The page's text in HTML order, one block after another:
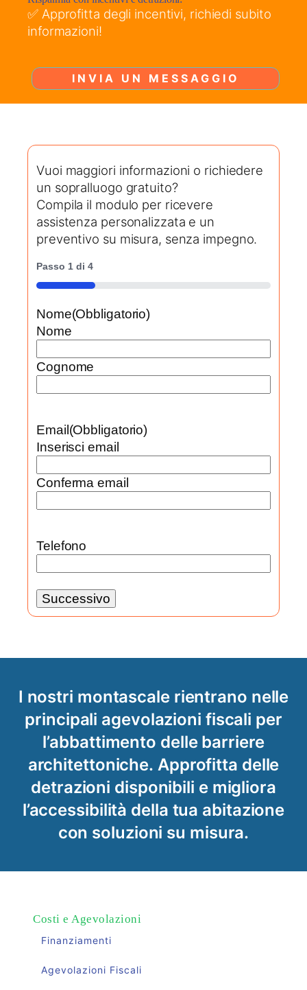
✅ Approfitta degli incentivi, richiedi subito
informazioni!
INVIA UN MESSAGGIO
Vuoi maggiori informazioni o richiedere
un sopralluogo gratuito?
Compila il modulo per ricevere
assistenza personalizzata e un
preventivo su misura, senza impegno.
Passo 1 di 4
25%
Nome(Obbligatorio)
Nome
Cognome
Email (Obbligatorio)
Inserisci email
Conferma email
Telefono
I nostri montascale rientrano nelle
principali agevolazioni fiscali per
l’abbattimento delle barriere
architettoniche. Approfitta delle
detrazioni disponibili e migliora
l’accessibilità della tua abitazione
con soluzioni su misura.
Costi e Agevolazioni
Finanziamenti
Agevolazioni Fiscali